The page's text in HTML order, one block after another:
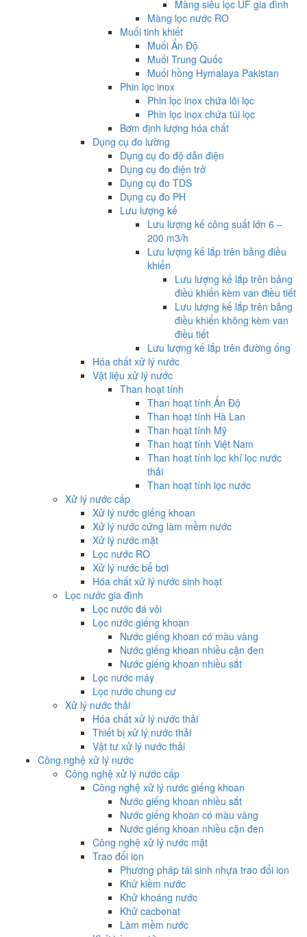
Màng siêu lọc UF gia đình
Màng lọc nước RO
Muối tinh khiết
Muối Ấn Độ
Muối Trung Quốc
Muối hồng Hymalaya Pakistan
Phin lọc inox
Phin lọc inox chứa lõi lọc
Phin lọc inox chứa túi lọc
Bơm định lượng hóa chất
Dụng cụ đo lường
Dụng cụ đo độ dẫn điện
Dụng cụ đo điện trở
Dụng cụ đo TDS
Dụng cụ đo PH
Lưu lượng kế
Lưu lượng kế công suất lớn 6 –
200 m3/h
Lưu lượng kế lắp trên bảng điều
khiển
Lưu lượng kế lắp trên bảng
điều khiển kèm van điều tiết
Lưu lượng kế lắp trên bảng
điều khiển không kèm van
điều tiết
Lưu lượng kế lắp trên đường ống
Hóa chất xử lý nước
Vật liệu xử lý nước
Than hoạt tính
Than hoạt tính Ấn Độ
Than hoạt tính Hà Lan
Than hoạt tính Mỹ
Than hoạt tính Việt Nam
Than hoạt tính lọc khí lọc nước
thải
Than hoạt tính lọc nước
Xử lý nước cấp
Xử lý nước giếng khoan
Xử lý nước cứng làm mềm nước
Xử lý nước mặt
Lọc nước RO
Xử lý nước bể bơi
Hóa chất xử lý nước sinh hoạt
Lọc nước gia đình
Lọc nước đá vôi
Lọc nước giếng khoan
Nước giếng khoan có màu vàng
Nước giếng khoan nhiều cặn đen
Nước giếng khoan nhiều sắt
Lọc nước máy
Lọc nước chung cư
Xử lý nước thải
Hóa chất xử lý nước thải
Thiết bị xử lý nước thải
Vật tư xử lý nước thải
Công nghệ xử lý nước
Công nghệ xử lý nước cấp
Công nghệ xử lý nước giếng khoan
Nước giếng khoan nhiều sắt
Nước giếng khoan có màu vàng
Nước giếng khoan nhiều cặn đen
Công nghệ xử lý nước mặt
Trao đổi ion
Phương pháp tái sinh nhựa trao đổi ion
Khử kiềm nước
Khử khoáng nước
Khử cacbonat
Làm mềm nước